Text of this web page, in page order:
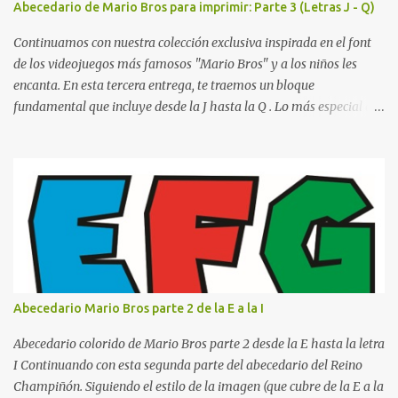
escolares? En una escuela conviven diariamente cientos de
personas. Para quienes visitan la institución por primera vez,
encontrar la biblioteca, la dirección o un aula específica puede
resultar c...
Abecedario de Mario Bros para imprimir: Parte 3 (Letras J - Q)
Continuamos con nuestra colección exclusiva inspirada en el font
de los videojuegos más famosos "Mario Bros" y a los niños les
encanta. En esta tercera entrega, te traemos un bloque
fundamental que incluye desde la J hasta la Q . Lo más especial de
sección de evecrea.com , encontrarás imágenes individuales en alta
resolución de las siguientes letras: Letras vibrantes : La J y la M en
el clásico rojo de la gorra de Mario. Tonos azules : La K y la Ñ , que
destacan por su diseño limpio y audaz. Colores secundarios : La L y
la Q en amarillo brillante, junto con la N y la P en un verde
inspirado en los niveles de los juegos. Formas icónicas : No te
pierdas la letra O , diseñada con ese estilo geométrico tan carac...
Abecedario Mario Bros parte 2 de la E a la I
Abecedario colorido de Mario Bros parte 2 desde la E hasta la letra
I Continuando con esta segunda parte del abecedario del Reino
Champiñón. Siguiendo el estilo de la imagen (que cubre de la E a la